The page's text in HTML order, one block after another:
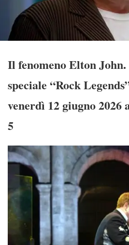
Il fenomeno Elton
speciale “Rock
venerdì 12 giugno 2026
5